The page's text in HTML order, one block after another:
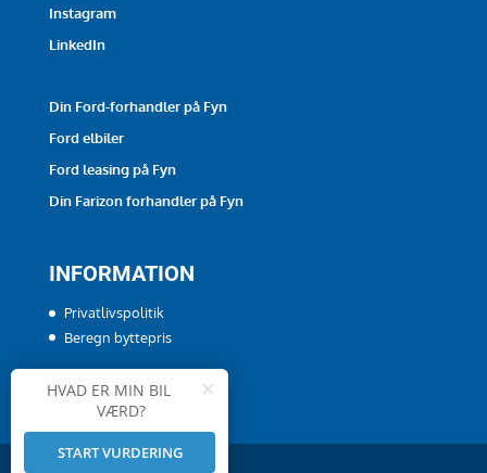
Instagram
LinkedIn
Din Ford-forhandler på Fyn
Ford elbiler
Ford leasing på Fyn
Din Farizon forhandler på Fyn
INFORMATION
Privatlivspolitik
Beregn byttepris
×
HVAD ER MIN BIL
VÆRD?
START VURDERING